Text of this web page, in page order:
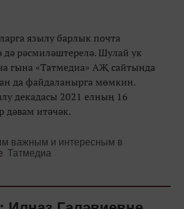
язылу барлык почта
дә рәсмиләштерелә. Шулай ук
гына «Татмедиа» АҖ сайтында
да файдаланырга мөмкин.
декадасы 2021 елның 16
дәвам итәчәк.
важным и интересным в
Татмедиа